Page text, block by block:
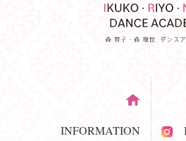
INFORMATION